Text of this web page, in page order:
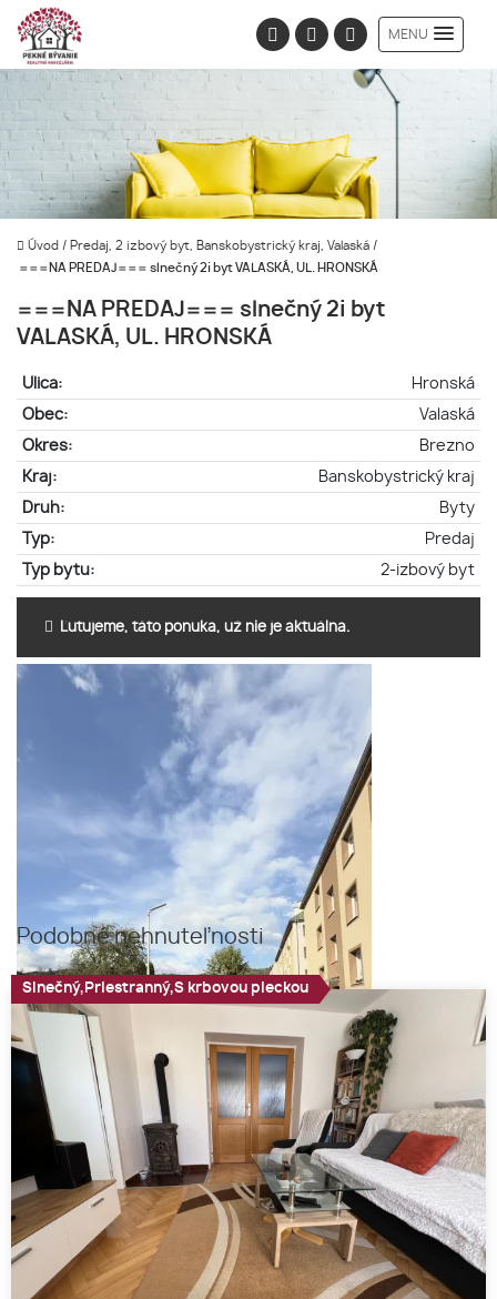
MENU
Úvod / Predaj, 2 izbový byt, Banskobystrický kraj, Valaská /
===NA PREDAJ=== slnečný 2i byt VALASKÁ, UL. HRONSKÁ
===NA PREDAJ=== slnečný 2i byt
VALASKÁ, UL. HRONSKÁ
Ulica:
Hronská
Obec:
Valaská
Okres:
Brezno
Kraj:
Banskobystrický kraj
Druh:
Byty
Typ:
Predaj
Typ bytu:
2-izbový byt
Ľutujeme, táto ponuka, už nie je aktuálna.
Podobné nehnuteľnosti
Slnečný,Priestranný,S krbovou pieckou